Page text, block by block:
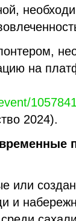
на
2024).
или
и